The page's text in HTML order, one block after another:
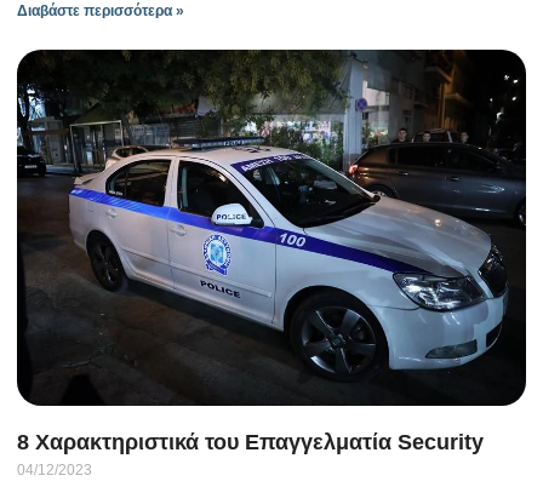
Διαβάστε περισσότερα »
8 Χαρακτηριστικά του Επαγγελματία Security
04/12/2023